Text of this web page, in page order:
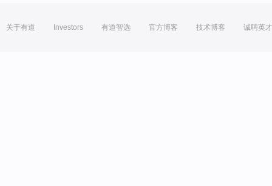
关于有道 Investors 有道智选 官方博客 技术博客 诚聘英才